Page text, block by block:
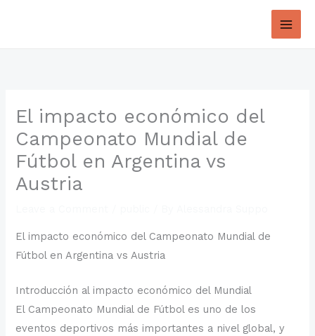
El impacto económico del
Campeonato Mundial de
Fútbol en Argentina vs
Austria
El impacto económico del Campeonato Mundial de
Fútbol en Argentina vs Austria
Introducción al impacto económico del Mundial
El Campeonato Mundial de Fútbol es uno de los
eventos deportivos más importantes a nivel global, y